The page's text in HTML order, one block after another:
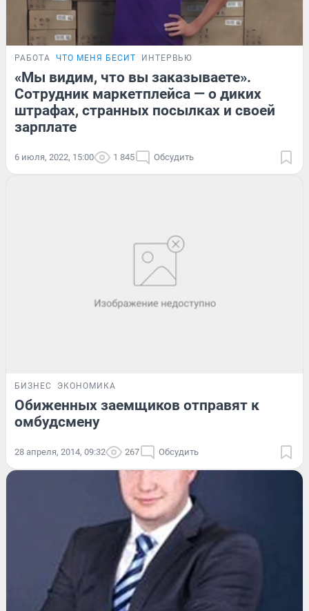
РАБОТА ЧТО МЕНЯ БЕСИТ ИНТЕРВЬЮ
«Мы видим, что вы заказываете».
Сотрудник маркетплейса — о диких
штрафах, странных посылках и своей
зарплате
6 июля, 2022, 15:00 1 845 Обсудить
БИЗНЕС ЭКОНОМИКА
Обиженных заемщиков отправят к
омбудсмену
28 апреля, 2014, 09:32 267 Обсудить